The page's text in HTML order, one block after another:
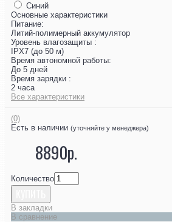
Синий
Основные характеристики
Питание:
Литий-полимерный аккумулятор
Уровень влагозащиты :
IPX7 (до 50 м)
Время автономной работы:
До 5 дней
Время зарядки :
2 часа
Все характеристики
(0)
Есть в наличии (уточняйте у менеджера)
8890р.
Количество
В закладки
В сравнение